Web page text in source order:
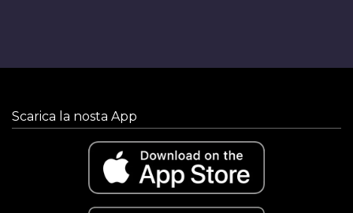
Scarica la nosta App